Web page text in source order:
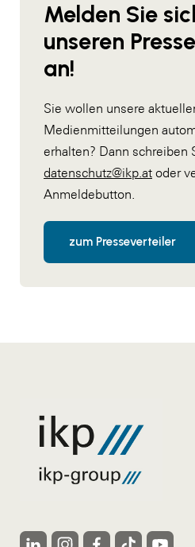
Melden Sie
unseren
an!
Sie wollen unsere
Medienmitteilungen
erhalten? Dann schreiben
datenschutz@ikp.at oder
Anmeldebutton.
zum Presseverteiler